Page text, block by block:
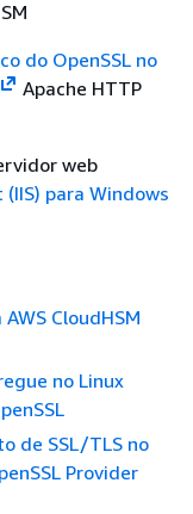
do OpenSSL no
Apache HTTP
web
para Windows
CloudHSM
no Linux
de SSL/TLS no
Provider